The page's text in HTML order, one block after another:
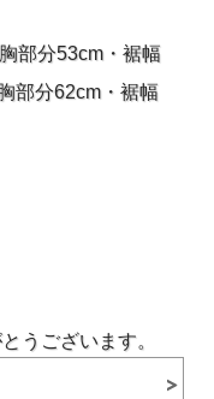
部分53cm・裾幅
部分62cm・裾幅